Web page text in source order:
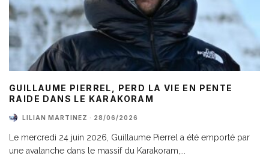
GUILLAUME PIERREL, PERD LA VIE EN PENTE
RAIDE DANS LE KARAKORAM
LILIAN MARTINEZ · 28/06/2026
Le mercredi 24 juin 2026, Guillaume Pierrel a été emporté par
une avalanche dans le massif du Karakoram,...